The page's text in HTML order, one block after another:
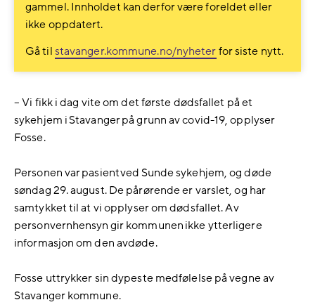
gammel. Innholdet kan derfor være foreldet eller
ikke oppdatert.
Gå til stavanger.kommune.no/nyheter for siste nytt.
– Vi fikk i dag vite om det første dødsfallet på et
sykehjem i Stavanger på grunn av covid-19, opplyser
Fosse.
Personen var pasient ved Sunde sykehjem, og døde
søndag 29. august. De pårørende er varslet, og har
samtykket til at vi opplyser om dødsfallet. Av
personvernhensyn gir kommunen ikke ytterligere
informasjon om den avdøde.
Fosse uttrykker sin dypeste medfølelse på vegne av
Stavanger kommune.